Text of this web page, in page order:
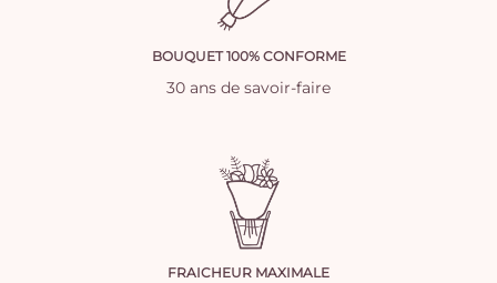
BOUQUET 100% CONFORME
30 ans de savoir-faire
FRAICHEUR MAXIMALE